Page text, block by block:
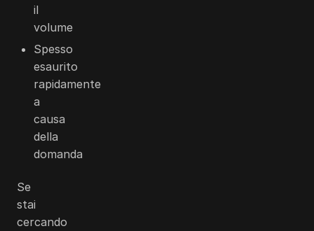
il
volume
Spesso
esaurito
rapidamente
a
causa
della
domanda
Se
stai
cercando